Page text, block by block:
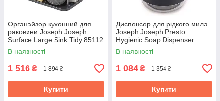
Органайзер кухонний для
раковини Joseph Joseph
Surface Large Sink Tidy 85112
В наявності
1 516 ₴ 1 894 ₴
Купити
Диспенсер для рідкого мила
Joseph Joseph Presto
Hygienic Soap Dispenser
85137
В наявності
1 084 ₴ 1 354 ₴
Купити